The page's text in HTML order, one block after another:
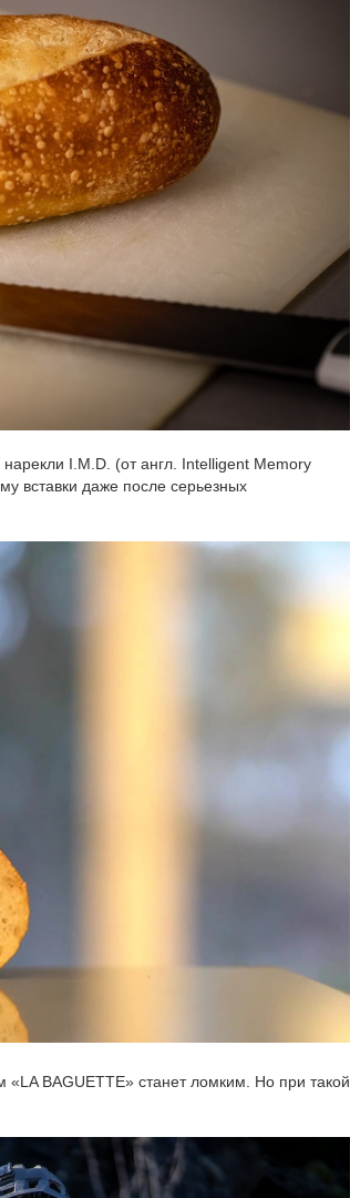
I.M.D. (от англ. Intelligent Memory
вставки даже после серьезных
«LA BAGUETTE» станет ломким. Но при такой